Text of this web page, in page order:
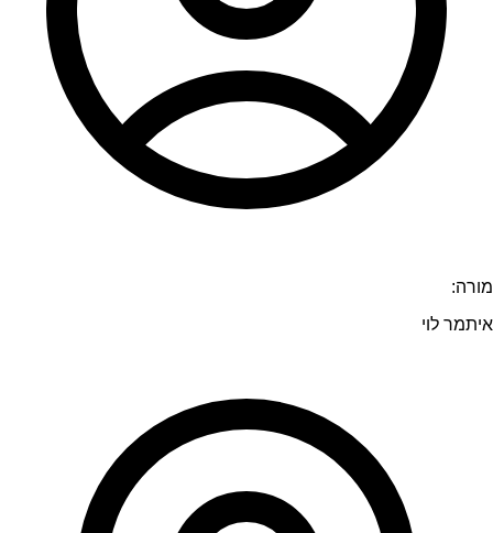
מורה:
איתמר לוי